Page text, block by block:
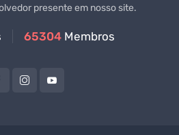
presente em nosso site.
65304 Membros